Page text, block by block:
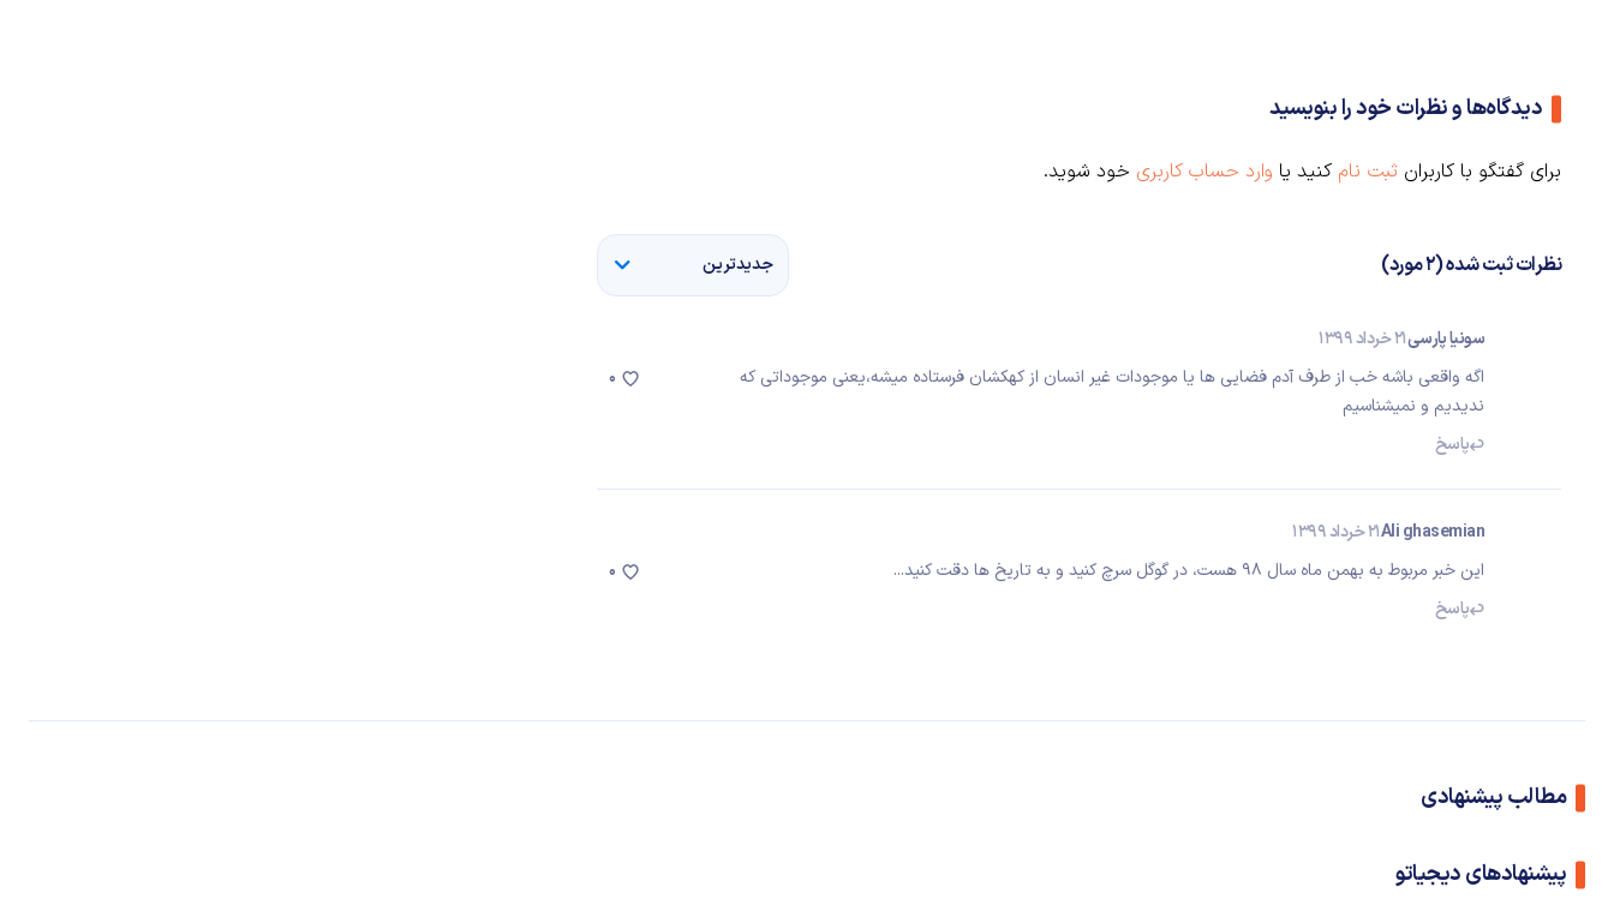
دیدگاه‌ها و نظرات خود را بنویسید
برای گفتگو با کاربران ثبت نام کنید یا وارد حساب کاربری خود شوید.
نظرات ثبت شده (2 مورد) جدیدترین
سونیا پارسی21 خرداد 1399
اگه واقعی باشه خب از طرف آدم فضایی ها یا موجودات غیر انسان از کهکشان فرستاده میشه،یعنی موجوداتی که
ندیدیم و نمیشناسیم
پاسخ
0
Ali ghasemian21 خرداد 1399
این خبر مربوط به بهمن ماه سال ۹۸ هست، در گوگل سرچ کنید و به تاریخ ها دقت کنید...
پاسخ
0
مطالب پیشنهادی
پیشنهادهای دیجیاتو